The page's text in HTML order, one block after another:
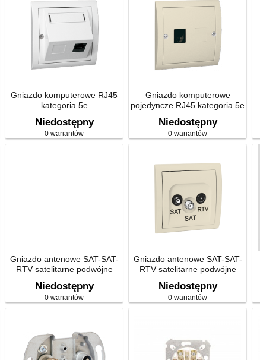
Gniazdo komputerowe RJ45
kategoria 5e
Niedostępny
0 wariantów
Gniazdo komputerowe
pojedyncze RJ45 kategoria 5e
Niedostępny
0 wariantów
Gniazdo antenowe SAT-SAT-
RTV satelitarne podwójne
Niedostępny
0 wariantów
Gniazdo antenowe SAT-SAT-
RTV satelitarne podwójne
Niedostępny
0 wariantów